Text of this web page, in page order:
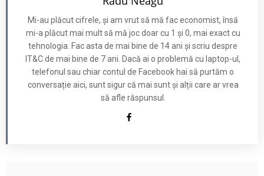
Mi-au plăcut cifrele, și am vrut să mă fac economist, însă
mi-a plăcut mai mult să mă joc doar cu 1 și 0, mai exact cu
tehnologia. Fac asta de mai bine de 14 ani și scriu despre
IT&C de mai bine de 7 ani. Dacă ai o problemă cu laptop-ul,
telefonul sau chiar contul de Facebook hai să purtăm o
conversație aici, sunt sigur că mai sunt și alții care ar vrea
să afle răspunsul.